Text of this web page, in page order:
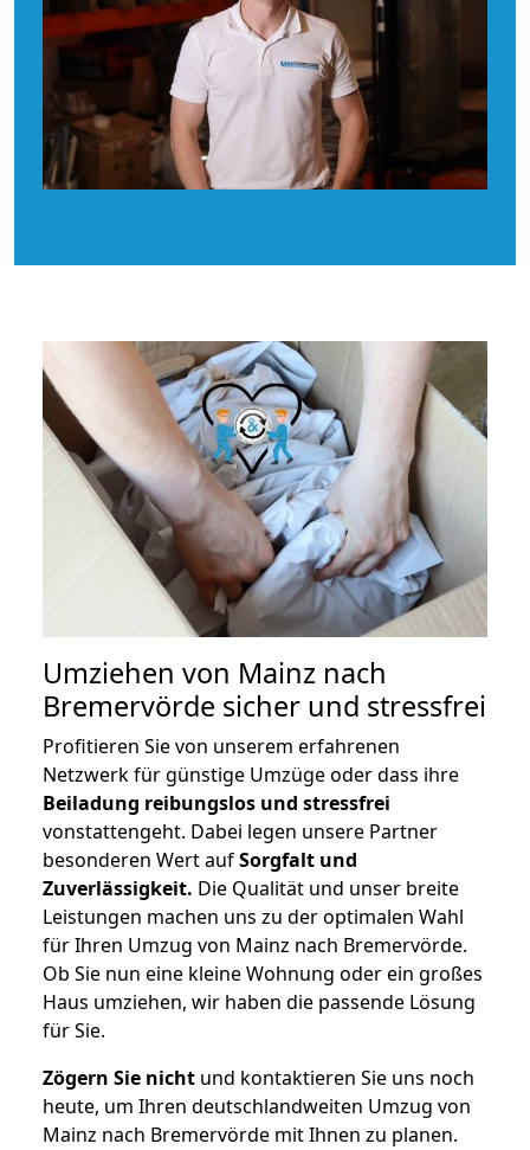
Umziehen von Mainz nach
Bremervörde sicher und stressfrei
Profitieren Sie von unserem erfahrenen
Netzwerk für günstige Umzüge oder dass ihre
Beiladung reibungslos und stressfrei
vonstattengeht. Dabei legen unsere Partner
besonderen Wert aufSorgfalt und
Zuverlässigkeit. Die Qualität und unser breite
Leistungen machen uns zu der optimalen Wahl
für Ihren Umzug von Mainz nach Bremervörde.
Ob Sie nun eine kleine Wohnung oder ein großes
Haus umziehen, wir haben die passende Lösung
für Sie.
Zögern Sie nicht und kontaktieren Sie uns noch
heute, um Ihren deutschlandweiten Umzug von
Mainz nach Bremervörde mit Ihnen zu planen.